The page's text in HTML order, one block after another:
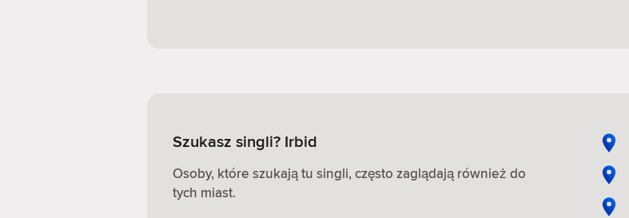
Szukasz singli? Irbid
Osoby, które szukają tu singli, często zaglądają również do
tych miast.